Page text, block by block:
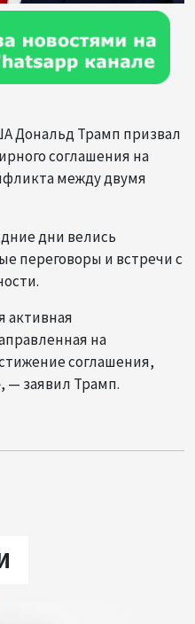
Дональд Трамп призвал
соглашения на
между двумя
дни велись
переговоры и встречи с
активная
на
соглашения,
— заявил Трамп.